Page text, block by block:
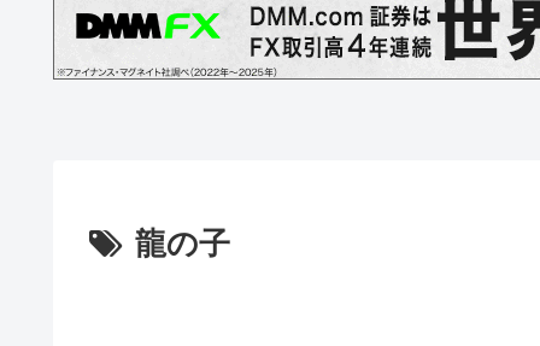
龍の子